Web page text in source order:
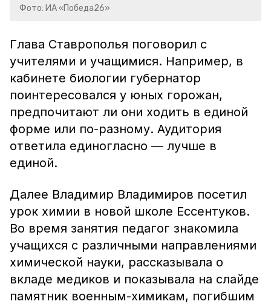
Фото: ИА «Победа26»
Глава Ставрополья поговорил с
учителями и учащимися. Например, в
кабинете биологии губернатор
поинтересовался у юных горожан,
предпочитают ли они ходить в единой
форме или по-разному. Аудитория
ответила единогласно — лучше в
единой.
Далее Владимир Владимиров посетил
урок химии в новой школе Ессентуков.
Во время занятия педагог знакомила
учащихся с различными направлениями
химической науки, рассказывала о
вкладе медиков и показывала на слайде
памятник военным-химикам, погибшим